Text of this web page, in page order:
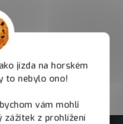
jízda na horském
to nebylo ono!
vám mohli
zážitek z prohlížení